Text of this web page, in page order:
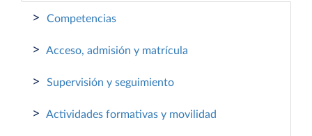
> Competencias
> Acceso, admisión y matrícula
> Supervisión y seguimiento
> Actividades formativas y movilidad